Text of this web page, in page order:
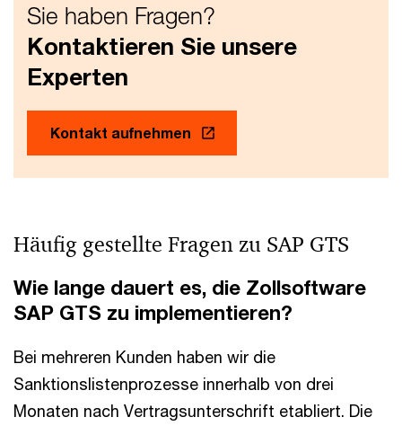
Sie haben Fragen?
Kontaktieren Sie unsere
Experten
Kontakt aufnehmen
Häufig gestellte Fragen zu SAP GTS
Wie lange dauert es, die Zollsoftware
SAP GTS zu implementieren?
Bei mehreren Kunden haben wir die
Sanktionslistenprozesse innerhalb von drei
Monaten nach Vertragsunterschrift etabliert. Die